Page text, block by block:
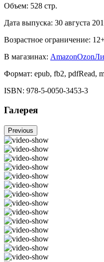
Объем: 528 стр.
Дата выпуска: 30 августа
Возрастное ограничение: 12
В магазинах: AmazonOzon
Формат: epub, fb2, pdfRead,
ISBN: 978-5-0050-3453-3
Галерея
Previous